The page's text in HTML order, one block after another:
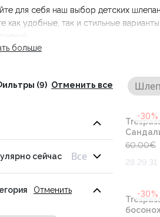
для себя наш выбор детских
как удобные, так и стильные
больше
(9) Отменить все
сейчас Все
Отменить
-30%
60.00€
28 29 31
-30%